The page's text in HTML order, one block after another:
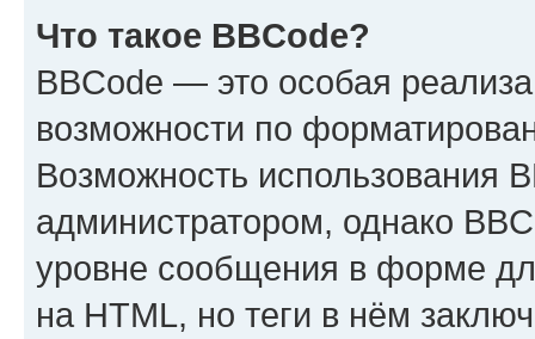
Что такое BBCode?
BBCode — это особая
возможности по
Возможность использования
администратором, однако
уровне сообщения в форме
на HTML, но теги в нём